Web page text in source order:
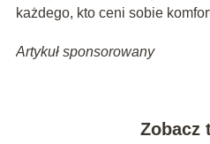
każdego, kto ceni sobie
Artykuł sponsorowany
Zobacz